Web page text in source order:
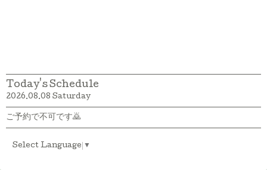
Today's Schedule
2026.08.08 Saturday
ご予約で不可です🙇
Select Language ▼